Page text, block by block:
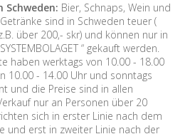
Schweden: Bier, Schnaps, Wein und
sind in Schweden teuer (
über 200,- skr) und können nur in
“ gekauft werden.
haben werktags von 10.00 - 18.00
10.00 - 14.00 Uhr und sonntags
und die Preise sind in allen
nur an Personen über 20
sich in erster Linie nach dem
und erst in zweiter Linie nach der